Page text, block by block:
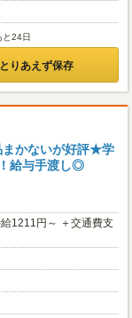
と24日
とりあえず保存
まかないが好評★学
給与手渡し◎
1211円～ ＋交通費支